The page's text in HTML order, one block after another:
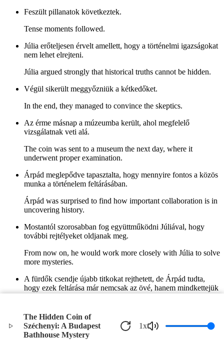
The Hidden Coin of
Széchenyi: A Budapest
Bathhouse Mystery
1x
Feszült pillanatok következtek.
Tense moments followed.
Júlia erőteljesen érvelt amellett, hogy a történelmi igazságokat
nem lehet elrejteni.
Júlia argued strongly that historical truths cannot be hidden.
Végül sikerült meggyőzniük a kétkedőket.
In the end, they managed to convince the skeptics.
Az érme másnap a múzeumba került, ahol megfelelő
vizsgálatnak veti alá.
The coin was sent to a museum the next day, where it
underwent proper examination.
Árpád meglepődve tapasztalta, hogy mennyire fontos a közös
munka a történelem feltárásában.
Árpád was surprised to find how important collaboration is in
uncovering history.
Mostantól szorosabban fog együttműködni Júliával, hogy
további rejtélyeket oldjanak meg.
From now on, he would work more closely with Júlia to solve
more mysteries.
A fürdők csendje újabb titkokat rejthetett, de Árpád tudta,
hogy ezek feltárása már nemcsak az övé, hanem mindkettejük
The silence of the baths might have concealed more secrets,
but Árpád knew that uncovering them was no longer just his,
but also their mutual goal.